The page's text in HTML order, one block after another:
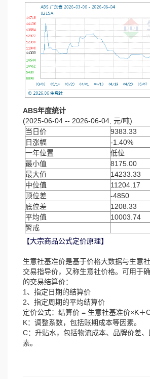
ABS年度统计
(2025-06-04 -- 2026-06-04, 元/吨)
当日价
9383.33
日涨幅
-1.40%
一年位置
低位
最小值
8175.00
最大值
14233.33
中位值
11204.17
顶位差
-4850
底位差
1208.33
平均值
10003.74
警戒
【大宗商品公式定价原理】
生意社基准价是基于价格大数据与生意
交易指导价，又称生意社价格。可用于
的交易结算价：
1、指定日期的结算价
2、指定周期的平均结算价
定价公式：结算价 = 生意社基准价×K＋
K：调整系数，包括账期成本等因素。
C：升贴水，包括物流成本、品牌价差、
素。